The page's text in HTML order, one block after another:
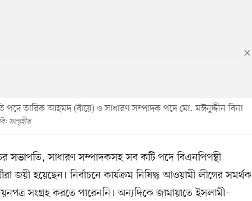
পদে তারিক আহমদ (বাঁয়ে) ও সাধারণ সম্পাদক পদে মো. মঈনুদ্দীন বিনা
সংগৃহীত
সভাপতি, সাধারণ সম্পাদকসহ সব কটি পদে বিএনপিপন্থী
জয়ী হয়েছেন। নির্বাচনে কার্যক্রম নিষিদ্ধ আওয়ামী লীগের সমর্থক
সংগ্রহ করতে পারেননি। অন্যদিকে জামায়াতে ইসলামী–